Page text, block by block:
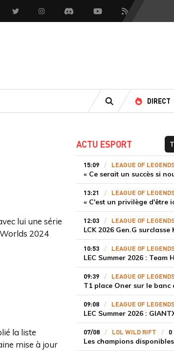
Twitter InstagramDiscord YoutubeFlux RSS
RECHERCHE
DIRECT
lui une série
2024
la liste
mise à jour
ACTU ESPORT
15:09 LEAGUE OF
13:21 LEAGUE OF
12:03 LEAGUE OF
10:53 LEAGUE OF
09:39 LEAGUE OF
09:08 LEAGUE OF
07/08 LOL WILD RIFT 0